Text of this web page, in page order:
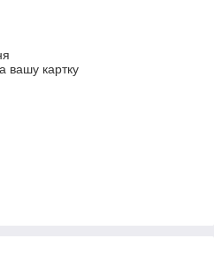
вашу картку